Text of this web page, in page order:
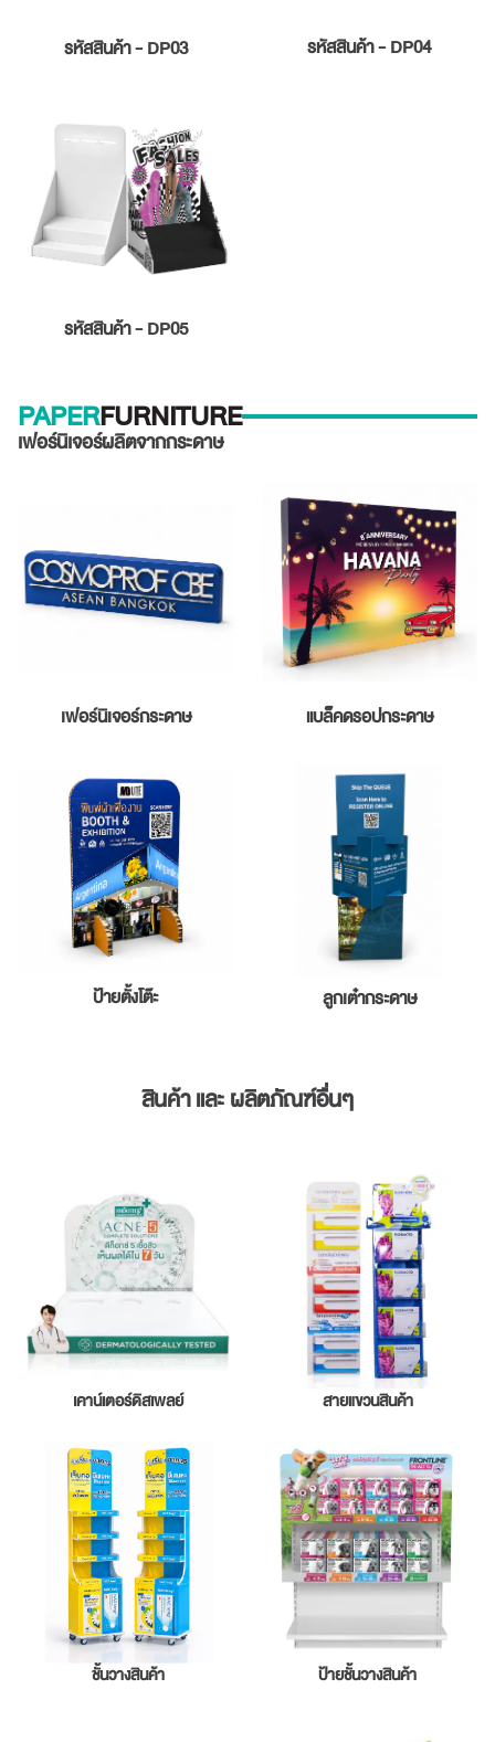
รหัสสินค้า - DP03 รหัสสินค้า - DP04
รหัสสินค้า - DP05
PAPERFURNITURE
เฟอร์นิเจอร์ผลิตจากกระดาษ
เฟอร์นิเจอร์กระดาษ แบล็คดรอปกระดาษ
ป้ายตั้งโต๊ะ ลูกเต๋ากระดาษ
สินค้า และ ผลิตภัณฑ์อื่นๆ
เคาน์เตอร์ดิสเพลย์ สายแขวนสินค้า
ชั้นวางสินค้า ป้ายชั้นวางสินค้า